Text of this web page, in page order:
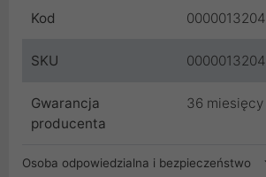
Kod 0000013204
SKU 0000013204
Gwarancja
producenta
36 miesięcy
Osoba odpowiedzialna i bezpieczeństwo